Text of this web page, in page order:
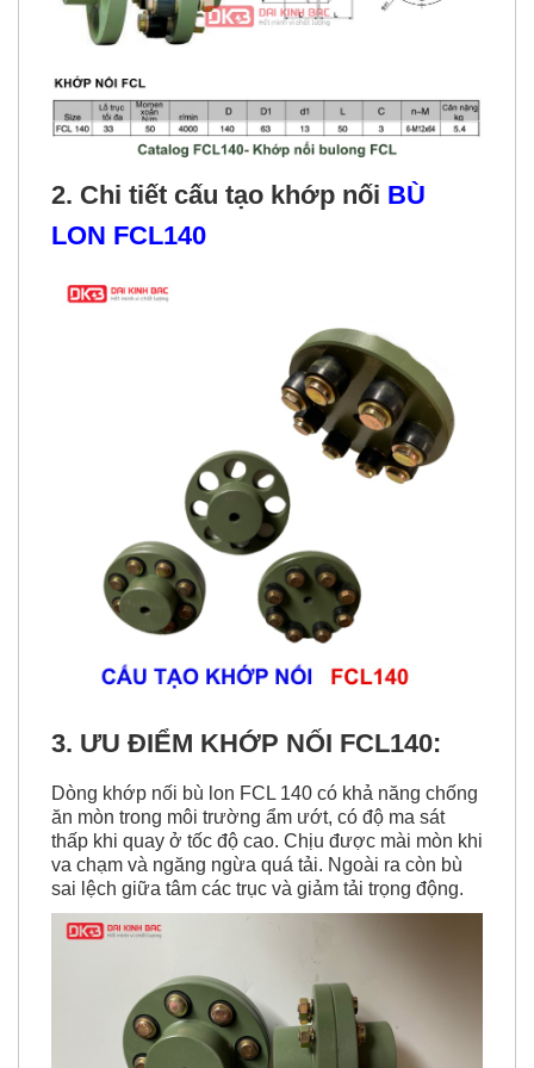
2. Chi tiết cấu tạo khớp nối BÙ
LON FCL140
3. ƯU ĐIỂM KHỚP NỐI FCL140:
Dòng khớp nối bù lon FCL 140 có khả năng chống
ăn mòn trong môi trường ẩm ướt, có độ ma sát
thấp khi quay ở tốc độ cao. Chịu được mài mòn khi
va chạm và ngăng ngừa quá tải. Ngoài ra còn bù
sai lệch giữa tâm các trục và giảm tải trọng động.